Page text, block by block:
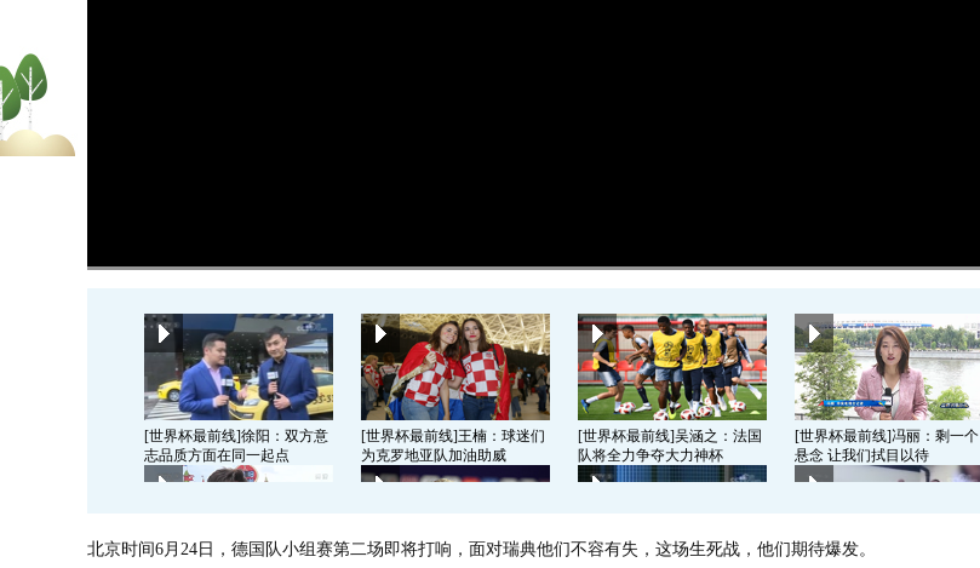
[世界杯最前线]徐阳：双方意
志品质方面在同一起点
[世界杯最前线]王楠：球迷们
为克罗地亚队加油助威
[世界杯最前线]吴涵之：法国
队将全力争夺大力神杯
[世界杯最前线]冯丽：剩一个
悬念 让我们拭目以待
北京时间6月24日，德国队小组赛第二场即将打响，面对瑞典他们不容有失，这场生死战，他们期待爆发。